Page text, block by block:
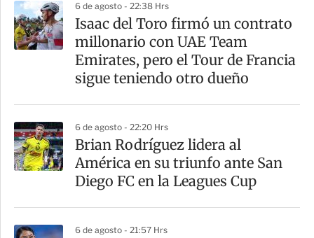
6 de agosto - 22:38 Hrs
Isaac del Toro firmó un contrato
millonario con UAE Team
Emirates, pero el Tour de Francia
sigue teniendo otro dueño
6 de agosto - 22:20 Hrs
Brian Rodríguez lidera al
América en su triunfo ante San
Diego FC en la Leagues Cup
6 de agosto - 21:57 Hrs